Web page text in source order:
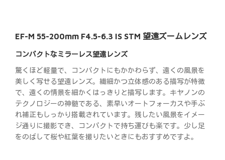
EF-M 55-200mm F4.5-6.3 IS STM 望遠ズームレンズ
コンパクトなミラーレス望遠レンズ
驚くほど軽量で、コンパクトにもかかわらず、遠くの風景を
美しく写せる望遠レンズ。繊細かつ立体感のある描写が特徴
で、遠くの情景を細かくはっきりと描写します。キヤノンの
テクノロジーの神髄である、素早いオートフォーカスや手ぶ
れ補正もしっかり搭載されています。残したい風景をイメー
ジ通りに撮影でき、コンパクトで持ち運びも楽です。少し足
をのばして桜や紅葉を撮りたいときにもおすすめですよ。